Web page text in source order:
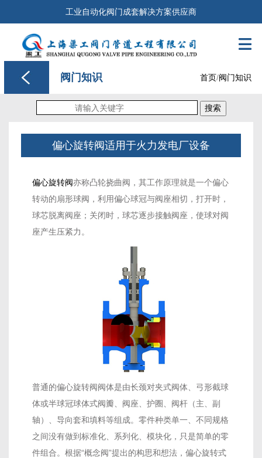
工业自动化阀门成套解决方案供应商

阀门知识 首页/阀门知识
搜索
偏心旋转阀适用于火力发电厂设备
偏心旋转阀亦称凸轮挠曲阀，其工作原理就是一个偏心
转动的扇形球阀，利用偏心球冠与阀座相切，打开时，
球芯脱离阀座；关闭时，球芯逐步接触阀座，使球对阀
座产生压紧力。
普通的偏心旋转阀阀体是由长颈对夹式阀体、弓形截球
体或半球冠球体式阀瓣、阀座、护圈、阀杆（主、副
轴）、导向套和填料等组成。零件种类单一、不同规格
之间没有做到标准化、系列化、模块化，只是简单的零
件组合。根据“概念阀”提出的构思和想法，偏心旋转式